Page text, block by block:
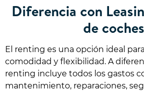
Diferencia con
de coches
El renting es una opción ideal
comodidad y flexibilidad. A
renting incluye todos los gastos
mantenimiento, reparaciones,